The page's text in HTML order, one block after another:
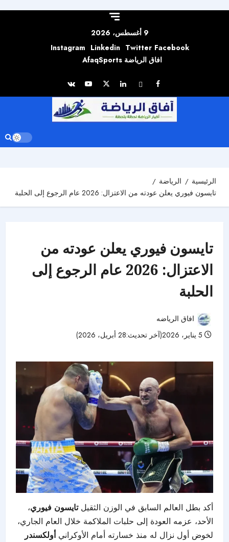
9 أغسطس، 2026
Facebook
Twitter
Linkedin
Instagram
افاق الرياضة AfaqSports
الرئيسية
الرياضة
تايسون فيوري يعلن عودته من الاعتزال: 2026 عام الرجوع إلى الحلبة
تايسون فيوري يعلن عودته من
الاعتزال: 2026 عام الرجوع إلى
الحلبة
افاق الرياضه
أكد بطل العالم السابق في الوزن الثقيلتايسون فيوري،
الأحد، عزمه العودة إلى حلبات الملاكمة خلال العام الجاري،
لخوض أول نزال له منذ خسارته أمام الأوكرانيأولكسندر